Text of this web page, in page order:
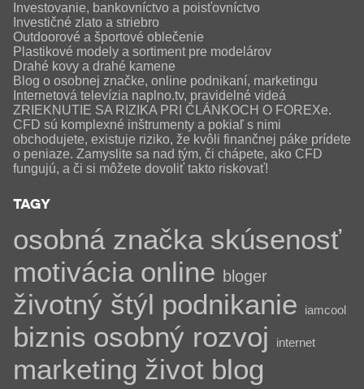
Investovanie, bankovníctvo a poisťovníctvo
Investičné zlato a striebro
Outdoorové a športové oblečenie
Plastikové modely a sortiment pre modelárov
Drahé kovy a drahé kamene
Blog o osobnej značke, online podnikaní, marketingu
Internetová televízia naplno.tv, pravidelné videá
ZRIEKNUTIE SA RIZIKA PRI ČLÁNKOCH O FOREXe.
CFD sú komplexné inštrumenty a pokiaľ s nimi
obchodujete, existuje riziko, že kvôli finančnej páke prídete
o peniaze. Zamyslite sa nad tým, či chápete, ako CFD
fungujú, a či si môžete dovoliť takto riskovať!
TAGY
osobná značka skúsenosť
motivácia online bloger
životný štýl podnikanie iamcool
biznis osobný rozvoj internet
marketing život blog